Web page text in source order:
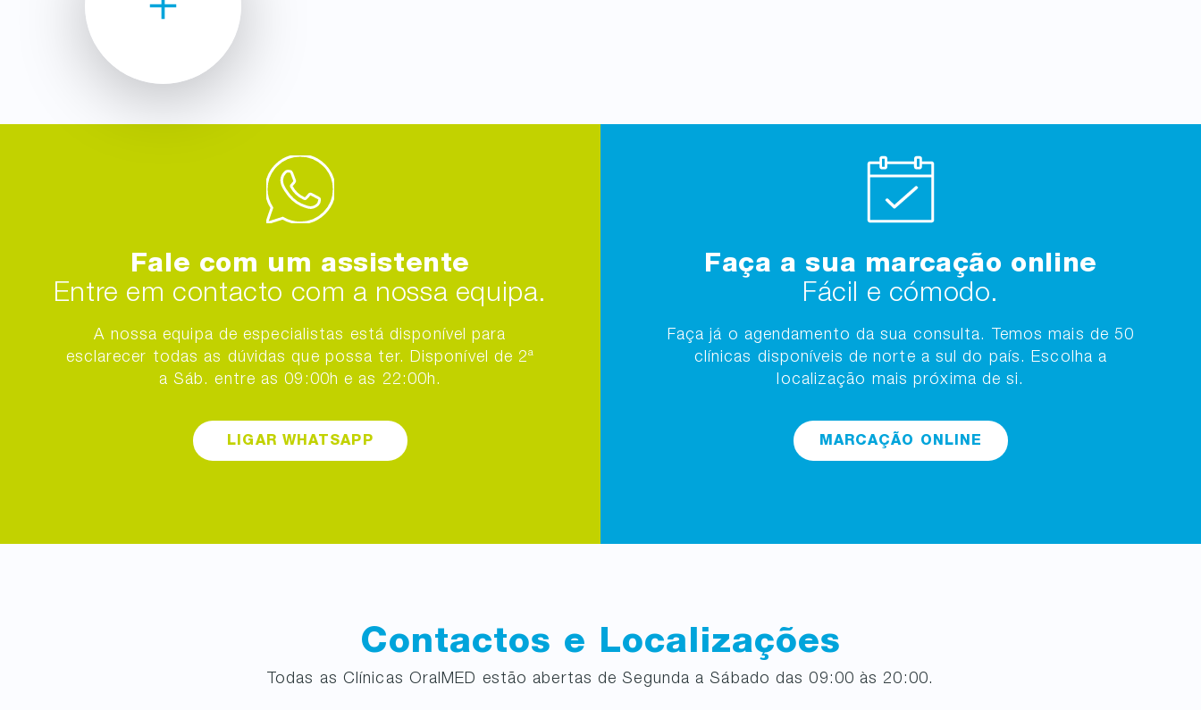
Fale com um assistente
Entre em contacto com a nossa equipa.
A nossa equipa de especialistas está disponível para
esclarecer todas as dúvidas que possa ter. Disponível de 2ª
a Sáb. entre as 09:00h e as 22:00h.
LIGAR WHATSAPP
Faça a sua marcação online
Fácil e cómodo.
Faça já o agendamento da sua consulta. Temos mais de 50
clínicas disponíveis de norte a sul do país. Escolha a
localização mais próxima de si.
MARCAÇÃO ONLINE
Contactos e Localizações
Todas as Clínicas OralMED estão abertas de Segunda a Sábado das 09:00 às 20:00.